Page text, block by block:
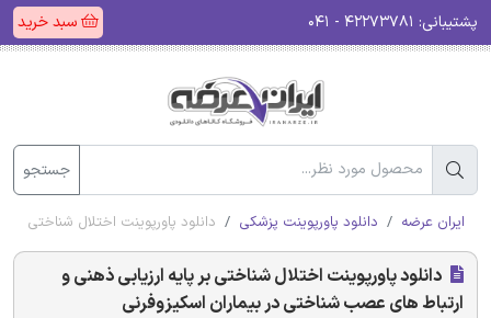
پشتیبانی: سبد خرید
جستجو
ایران عرضه دانلود پاورپوینت پزشکی دانلود پاورپوینت اختلال شناختی
دانلود پاورپوینت اختلال شناختی بر پایه ارزیابی ذهنی و
ارتباط های عصب شناختی در بیماران اسکیزوفرنی